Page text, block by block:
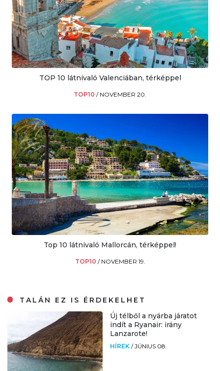
TOP 10 látnivaló Valenciában, térképpel
TOP10 / NOVEMBER 20.
Top 10 látnivaló Mallorcán, térképpel!
TOP10 / NOVEMBER 19.
TALÁN EZ IS ÉRDEKELHET
Új télből a nyárba járatot
indít a Ryanair: irány
Lanzarote!
HÍREK /JÚNIUS 08.